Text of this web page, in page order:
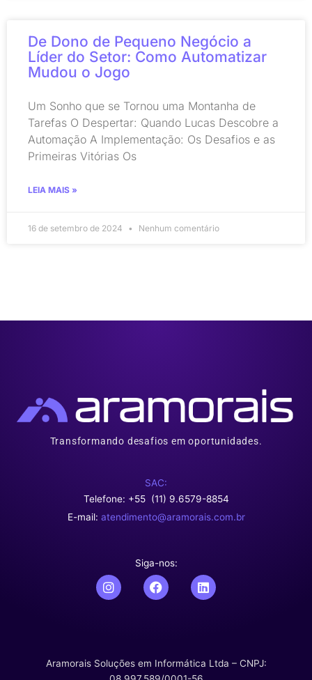
De Dono de Pequeno Negócio a
Líder do Setor: Como Automatizar
Mudou o Jogo
Um Sonho que se Tornou uma Montanha de
Tarefas O Despertar: Quando Lucas Descobre a
Automação A Implementação: Os Desafios e as
Primeiras Vitórias Os
LEIA MAIS »
16 de setembro de 2024 Nenhum comentário
Transformando desafios em oportunidades.
SAC:
Telefone: +55 (11) 9.6579-8854
E-mail: atendimento@aramorais.com.br
Siga-nos:
I
n
r
a
F
a
o
k
L
i
i
n
Aramorais Soluções em Informática Ltda – CNPJ: